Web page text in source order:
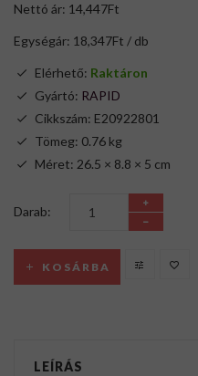
Nettó ár: 14,447Ft
Egységár: 18,347Ft / db
Elérhető: Raktáron
Gyártó: RAPID
Cikkszám: E20922801
Tömeg: 0.76 kg
Méret: 26.5 × 8.8 × 5 cm
Darab:
KOSÁRBA
LEÍRÁS